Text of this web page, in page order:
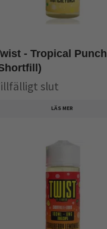
- Tropical Punch
slut
LÄS MER